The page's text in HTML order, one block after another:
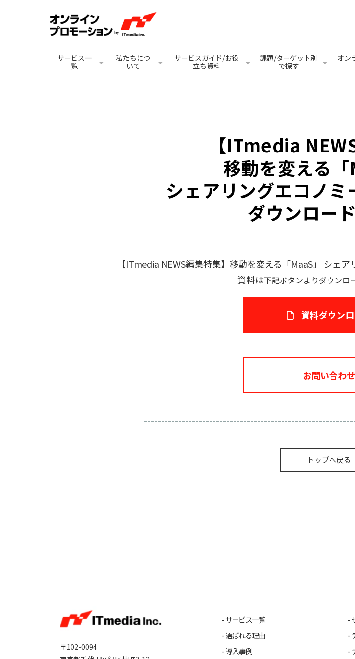
サービス一
覧
私たちにつ
いて
サービスガイド/お役
立ち資料
課題/ターゲット別
で探す
オン
【ITmedia
移動を変える
シェアリングエコノ
ダウンロー
【ITmedia NEWS編集特集】移動を変える「MaaS」 シェ
資料は下記ボタンよりダウンロ
資料ダウン
お問い合わせ
トップへ戻る
〒102-0094
サービス一覧
選ばれる理由
導入事例